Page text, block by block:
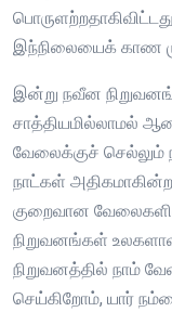
இந்நிலையைக் காண
இன்று நவீன
சாத்தியமில்லாமல்
வேலைக்குச் செல்லும்
நாட்கள்
குறைவான
நிறுவனங்கள்
நிறுவனத்தில் நாம்
செய்கிறோம், யார்